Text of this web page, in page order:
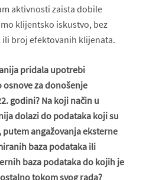
aktivnosti zaista dobile
klijentsko iskustvo, bez
ili broj efektovanih klijenata.
pridala upotrebi
za donošenje
godini? Na koji način u
dolazi do podataka koji su
angažovanja eksterne
baza podataka ili
baza podataka do kojih je
tokom svog rada?